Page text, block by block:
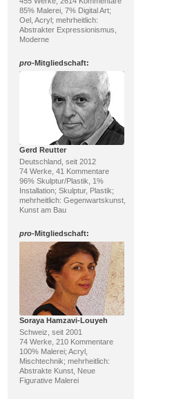
85% Malerei, 7% Digital Art;
Oel, Acryl; mehrheitlich:
Abstrakter Expressionismus,
Moderne
pro-Mitgliedschaft:
Gerd Reutter
Deutschland, seit 2012
74 Werke, 41 Kommentare
96% Skulptur/Plastik, 1%
Installation; Skulptur, Plastik;
mehrheitlich: Gegenwartskunst,
Kunst am Bau
pro-Mitgliedschaft:
Soraya Hamzavi-Louyeh
Schweiz, seit 2001
74 Werke, 210 Kommentare
100% Malerei; Acryl,
Mischtechnik; mehrheitlich:
Abstrakte Kunst, Neue
Figurative Malerei